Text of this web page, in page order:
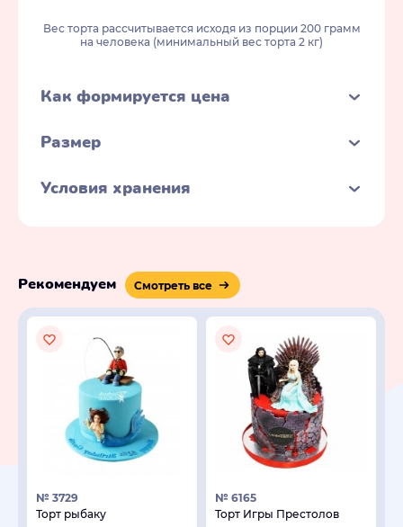
Вес торта рассчитывается исходя из порции 200 грамм
на человека (минимальный вес торта 2 кг)
Как формируется цена
Размер
Условия хранения
Рекомендуем Смотреть все
№ 3729
Торт рыбаку
№ 6165
Торт Игры Престолов